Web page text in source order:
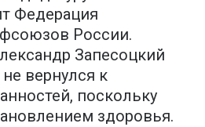
Федерация
России.
Запесоцкий
вернулся к
поскольку
здоровья.